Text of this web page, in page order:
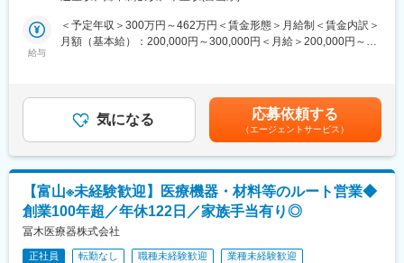
は最長10年間、最大240万円奨学金を会社が代理返還する制度が
あります！
・子供が小学校３年生まで時短勤務可能(労働時間を6h、6.5h、7h
変更の範囲：会社の定める業務
工程を担当
◎未経験の方も安心♪先輩社員が丁寧にサポート！
＜包装工程について ※基本的に機械が作業を行います＞
・完成したお薬を、ビンや袋に詰めていきます。
タッフが目視でチェックします。
＜入社後の流れ＞
まずは、OJTにてサポートします。先輩社員が丁寧に業務を教え
ていくので、未経験の方も安心して成長できる環境です。
給与
＜予定年収＞300万円～462万円＜賃金形態＞月給制＜賃金内訳＞
月額（基本給）：200,000円～300,000円＜月給＞200,000円～
あくまでも目安の金額であり、選考を通じて上下する可能性があ
ります。月給(月額)は固定手当を含めた表記です。
気になる 応募依頼する
（エージェントサービス）
【富山※未経験歓迎】医療機器・材料等のルート営業◆
創業100年超／年休122日／家族手当有り◎
冨木医療器株式会社
正社員 転勤なし 職種未経験歓迎 業種未経験歓迎